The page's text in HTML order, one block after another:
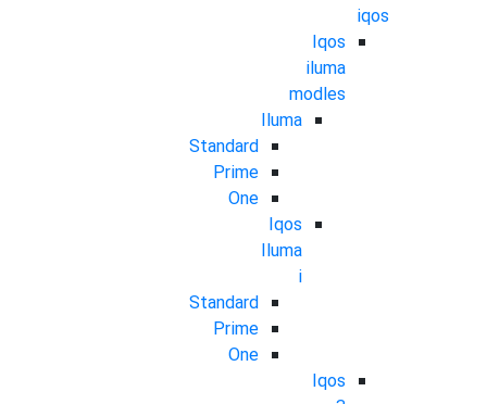
iqos
Iqos
iluma
modles
Iluma
Standard
Prime
One
Iqos
Iluma
i
Standard
Prime
One
Iqos